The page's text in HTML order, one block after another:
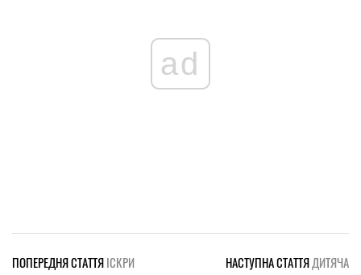
ad
ПОПЕРЕДНЯ СТАТТЯІСКРИ
НАСТУПНА СТАТТЯДИТЯЧА